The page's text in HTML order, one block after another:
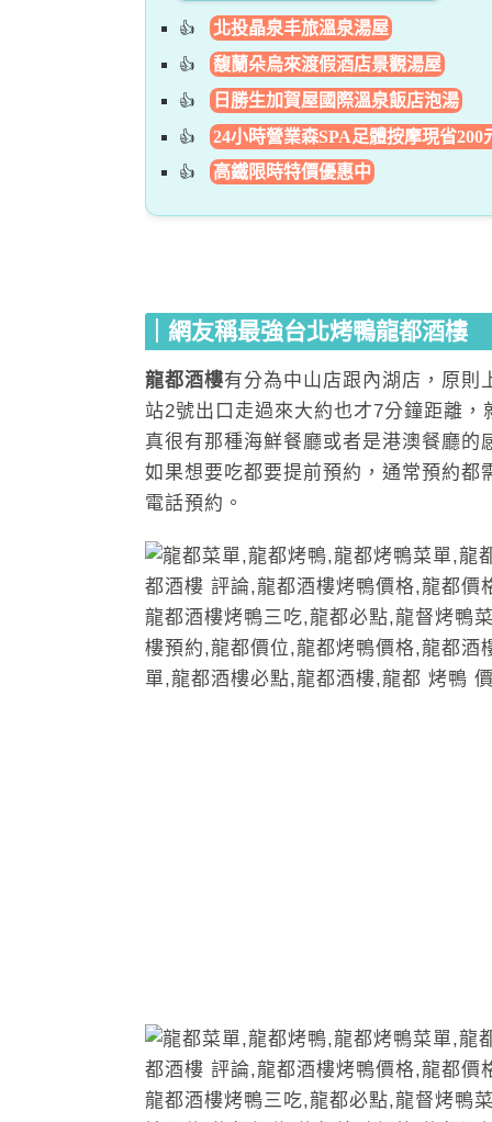
北投晶泉丰旅溫泉湯屋
馥蘭朵烏來渡假酒店景觀湯屋
日勝生加賀屋國際溫泉飯店泡湯
24小時營業森SPA足體按摩現省200
高鐵限時特價優惠中
｜網友稱最強台北烤鴨龍都酒樓
龍都酒樓有分為中山店跟內湖店，原則
站2號出口走過來大約也才7分鐘距離
真很有那種海鮮餐廳或者是港澳餐廳
如果想要吃都要提前預約，通常預約都
電話預約。